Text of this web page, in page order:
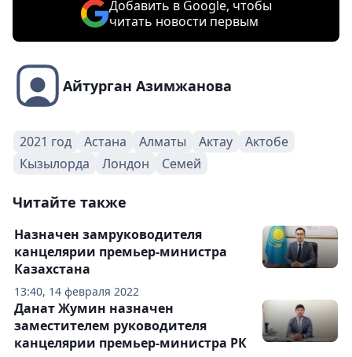
Добавить в Google, чтобы
читать новости первым
Айтурган Азимжанова
2021 год Астана Алматы Актау
Актобе
Кызылорда
Лондон Семей
Читайте также
13:40, 14 февраля 2022
Назначен замруководителя
канцелярии премьер-министра
Казахстана
Данат Жумин назначен
заместителем руководителя
канцелярии премьер-министра РК